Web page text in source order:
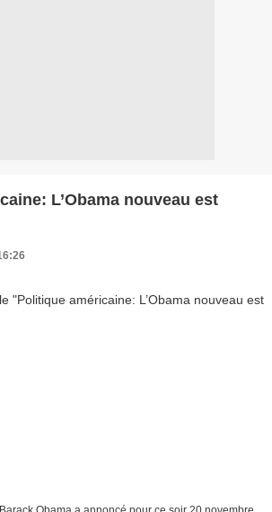
L’Obama nouveau est